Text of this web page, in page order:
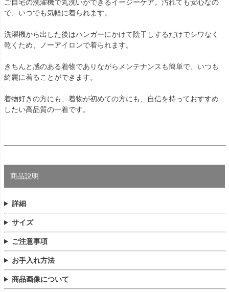
ご自宅の洗濯機で丸洗いができるイージーケア。汚れても安心なの
で、いつでも気軽に着られます。
洗濯機から出した後はハンガーにかけて陰干しするだけでシワなく
乾くため、ノーアイロンで着られます。
きちんと感のある着物でありながらメンテナンスも簡単で、いつも
綺麗に着ることができます。
着物好きの方にも、着物が初めての方にも、自信を持っておすすめ
したい高品質の一着です。
商品説明
詳細
サイズ
ご注意事項
お手入れ方法
商品画像について